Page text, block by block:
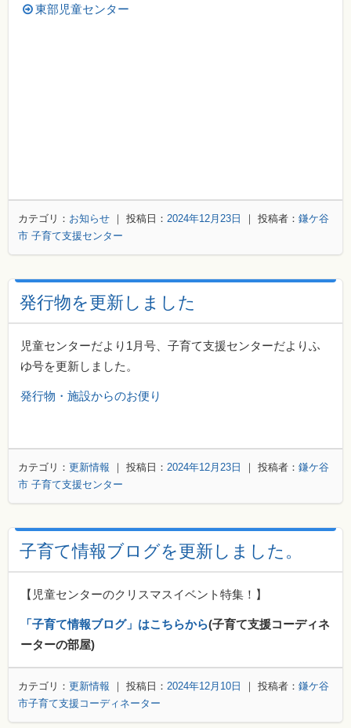
東部児童センター
カテゴリ： お知らせ ｜ 投稿日： 2024年12月23日 ｜ 投稿者： 鎌ケ谷
市 子育て支援センター
発行物を更新しました
児童センターだより1月号、子育て支援センターだよりふ
ゆ号を更新しました。
発行物・施設からのお便り
カテゴリ： 更新情報 ｜ 投稿日： 2024年12月23日 ｜ 投稿者： 鎌ケ谷
市 子育て支援センター
子育て情報ブログを更新しました。
【児童センターのクリスマスイベント特集！】
「子育て情報ブログ」はこちらから(子育て支援コーディネ
ーターの部屋)
カテゴリ： 更新情報 ｜ 投稿日： 2024年12月10日 ｜ 投稿者： 鎌ケ谷
市子育て支援コーディネーター